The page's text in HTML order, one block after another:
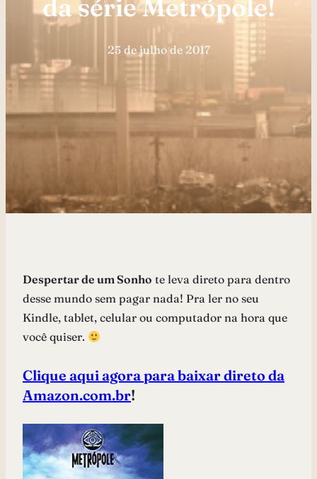
da série Metrópole!
25 de julho de 2017
Despertar de um Sonho te leva direto para dentro
desse mundo sem pagar nada! Pra ler no seu
Kindle, tablet, celular ou computador na hora que
você quiser.
Clique aqui agora para baixar direto da
Amazon.com.br!